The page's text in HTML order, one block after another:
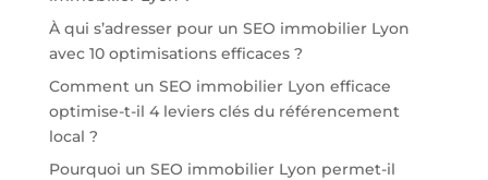
À qui s’adresser pour un SEO immobilier Lyon
avec 10 optimisations efficaces ?
Comment un SEO immobilier Lyon efficace
optimise-t-il 4 leviers clés du référencement
local ?
Pourquoi un SEO immobilier Lyon permet-il